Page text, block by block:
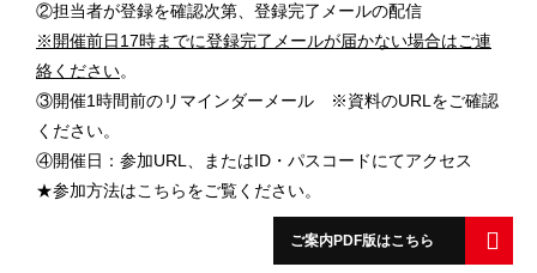
②担当者が登録を確認次第、登録完了メールの配信
※開催前日17時までに登録完了メールが届かない場合はご連
絡ください。
③開催1時間前のリマインダーメール ※資料のURLをご確認
ください。
④開催日：参加URL、またはID・パスコードにてアクセス
★参加方法はこちらをご覧ください。
ご案内PDF版はこちら